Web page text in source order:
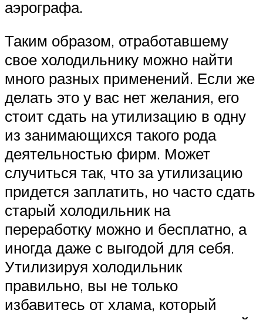
аэрографа.
Таким образом, отработавшему
свое холодильнику можно найти
много разных применений. Если же
делать это у вас нет желания, его
стоит сдать на утилизацию в одну
из занимающихся такого рода
деятельностью фирм. Может
случиться так, что за утилизацию
придется заплатить, но часто сдать
старый холодильник на
переработку можно и бесплатно, а
иногда даже с выгодой для себя.
Утилизируя холодильник
правильно, вы не только
избавитесь от хлама, который